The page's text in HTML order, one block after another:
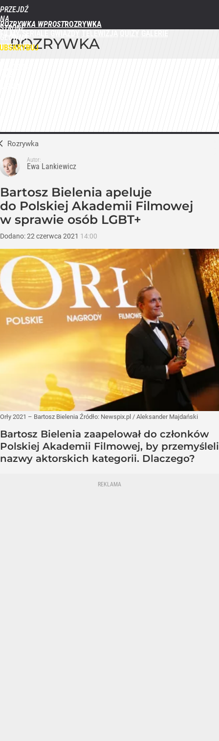
PRZEJDŹ
NA
STRONĘ
GŁÓWNĄ
WPROST.PL
ROZRYWKA WPROST
ROZRYWKA
Rozrywka
Autor:
Ewa Lankiewicz
Bartosz Bielenia apeluje
do Polskiej Akademii Filmowej
w sprawie osób LGBT+
Dodano:22 czerwca 2021 14:00
Orły 2021 – Bartosz Bielenia Źródło: Newspix.pl / Aleksander Majdański
Bartosz Bielenia zaapelował do członków
Polskiej Akademii Filmowej, by przemyśleli
nazwy aktorskich kategorii. Dlaczego?